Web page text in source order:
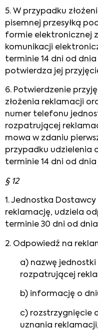
5. W przypadku
pisemnej przesyłką
formie elektronicznej
komunikacji
terminie 14 dni od
potwierdza jej
6. Potwierdzenie
złożenia reklamacji
numer telefonu
rozpatrującej
mowa w zdaniu
przypadku udzielenia
terminie 14 dni od dnia
§ 12
1. Jednostka
reklamację, udziela
terminie 30 dni od dnia
2. Odpowiedź na
a) nazwę jednostki
rozpatrującej
b) informację o
c) rozstrzygnięcie
uznania reklamacji,